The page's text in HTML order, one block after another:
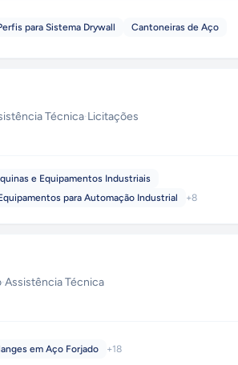
para Sistema Drywall Cantoneiras de Aço
Técnica·Licitações
e Equipamentos Industriais
para Automação Industrial +8
·Assistência Técnica
em Aço Forjado +18